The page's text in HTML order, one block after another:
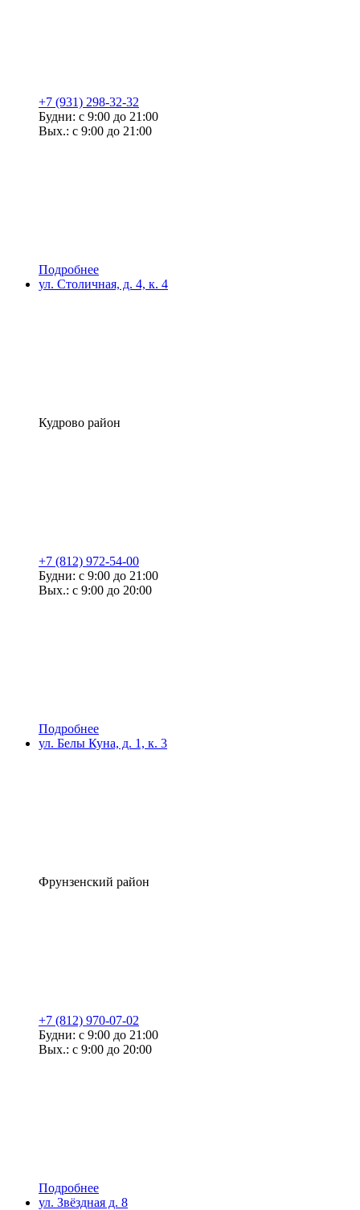
+7 (931) 298-32-32
Будни: с 9:00 до 21:00
Вых.: с 9:00 до 21:00
Подробнее
ул. Столичная, д. 4, к. 4
Кудрово район
+7 (812) 972-54-00
Будни: с 9:00 до 21:00
Вых.: с 9:00 до 20:00
Подробнее
ул. Белы Куна, д. 1, к. 3
Фрунзенский район
+7 (812) 970-07-02
Будни: с 9:00 до 21:00
Вых.: с 9:00 до 20:00
Подробнее
ул. Звёздная д. 8